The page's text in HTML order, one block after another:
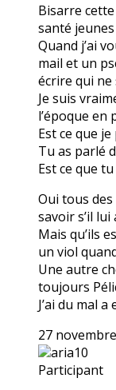
Bisarre
santé jeunes
Quand j’ai
mail et un
écrire qui ne
Je suis
l’époque en
Est ce que
Tu as parlé
Est ce que
Oui tous
savoir s’il
Mais qu’ils
un viol
Une autre
toujours
J’ai du mal
27
aria10
Participant